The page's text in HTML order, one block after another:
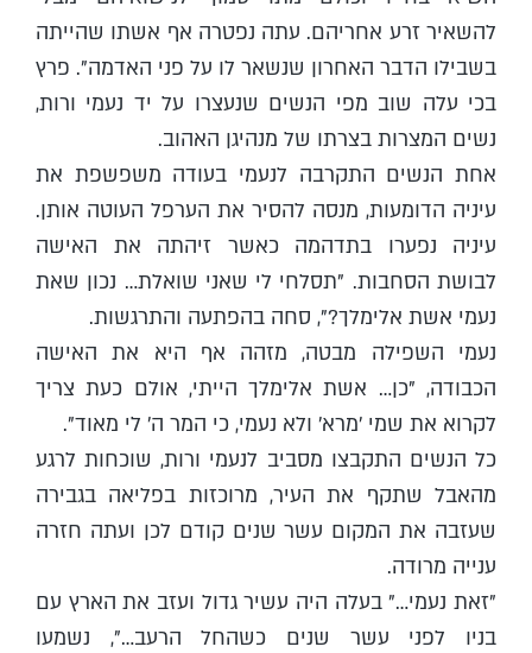
להשאיר זרע אחריהם. עתה נפטרה אף אשתו שהייתה
בשבילו הדבר האחרון שנשאר לו על פני האדמה". פרץ
בכי עלה שוב מפי הנשים שנעצרו על יד נעמי ורות,
נשים המצרות בצרתו של מנהיגן האהוב.
אחת הנשים התקרבה לנעמי בעודה משפשפת את
עיניה הדומעות, מנסה להסיר את הערפל העוטה אותן.
עיניה נפערו בתדהמה כאשר זיהתה את האישה
לבושת הסחבות. "תסלחי לי שאני שואלת… נכון שאת
נעמי אשת אלימלך?", סחה בהפתעה והתרגשות.
נעמי השפילה מבטה, מזהה אף היא את האישה
הכבודה, "כן… אשת אלימלך הייתי, אולם כעת צריך
לקרוא את שמי 'מרא' ולא נעמי, כי המר ה' לי מאוד".
כל הנשים התקבצו מסביב לנעמי ורות, שוכחות לרגע
מהאבל שתקף את העיר, מרוכזות בפליאה בגבירה
שעזבה את המקום עשר שנים קודם לכן ועתה חזרה
ענייה מרודה.
"זאת נעמי…" בעלה היה עשיר גדול ועזב את הארץ עם
בניו לפני עשר שנים כשהחל הרעב…", נשמעו